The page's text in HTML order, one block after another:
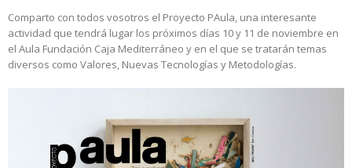
Comparto con todos vosotros el Proyecto PAula, una interesante
actividad que tendrá lugar los próximos días 10 y 11 de noviembre en
el Aula Fundación Caja Mediterráneo y en el que se tratarán temas
diversos como Valores, Nuevas Tecnologías y Metodologías.